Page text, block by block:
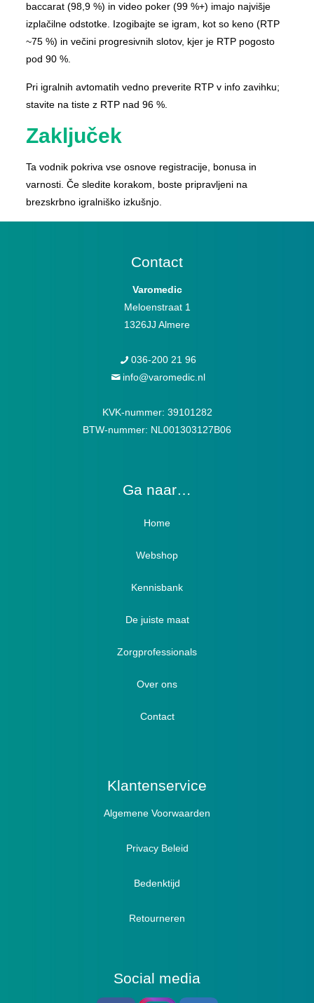
baccarat (98,9 %) in video poker (99 %+) imajo najvišje
izplačilne odstotke. Izogibajte se igram, kot so keno (RTP
~75 %) in večini progresivnih slotov, kjer je RTP pogosto
pod 90 %.
Pri igralnih avtomatih vedno preverite RTP v info zavihku;
stavite na tiste z RTP nad 96 %.
Zaključek
Ta vodnik pokriva vse osnove registracije, bonusa in
varnosti. Če sledite korakom, boste pripravljeni na
brezskrbno igralniško izkušnjo.
Contact
Varomedic
Meloenstraat 1
1326JJ Almere
036-200 21 96
info@varomedic.nl
KVK-nummer: 39101282
BTW-nummer: NL001303127B06
Ga naar…
Home
Webshop
Verbandschoenen / Verbandsloffen
Luxe verbandschoenen / stretch (Hallux)
Diabetici
Winterboots
Lymph / Oedeem
Actief
Pantoffels
Sandalen
Kennisbank
Diabetici
Oedeem
Hallux Valgus
Hamertenen
De juiste maat
Zorgprofessionals
Over ons
Contact
Klantenservice
Algemene Voorwaarden
Privacy Beleid
Bedenktijd
Retourneren
Social media